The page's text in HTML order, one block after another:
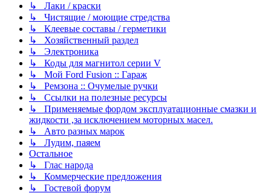
↳ Лаки / краски
↳ Чистящие / моющие стредства
↳ Клеевые составы / герметики
↳ Хозяйственный раздел
↳ Электроника
↳ Коды для магнитол серии V
↳ Мой Ford Fusion :: Гараж
↳ Ремзона :: Очумелые ручки
↳ Ссылки на полезные ресурсы
↳ Применяемые фордом эксплуатационные смазки и
жидкости ,за исключением моторных масел.
↳ Авто разных марок
↳ Лудим, паяем
Остальное
↳ Глас народа
↳ Коммерческие предложения
↳ Гостевой форум